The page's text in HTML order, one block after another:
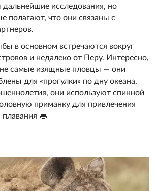
исследования, но
полагают, что они связаны с
в основном встречаются вокруг
и недалеко от Перу. Интересно,
самые изящные пловцы — они
для «прогулки» по дну океана.
они используют спинной
приманку для привлечения
👄